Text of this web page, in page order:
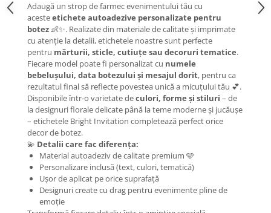
Adaugă un strop de farmec evenimentului tău cu
acesteetichete autoadezive personalizate pentru
botez👶✨. Realizate din materiale de calitate și imprimate
cu atenție la detalii, etichetele noastre sunt perfecte
pentru mărturii, sticle, cutiuțe sau decoruri tematice.
Fiecare model poate fi personalizat cu numele
bebelușului, data botezului și mesajul dorit, pentru ca
rezultatul final să reflecte povestea unică a micuțului tău 💕.
Disponibile într-o varietate deculori, forme și stiluri – de
la designuri florale delicate până la teme moderne și jucăușe
– etichetele Bright Invitation completează perfect orice
decor de botez.
💫 Detalii care fac diferența:
Material autoadeziv de calitate premium 🩵
Personalizare inclusă (text, culori, tematică)
Ușor de aplicat pe orice suprafață
Designuri create cu drag pentru evenimente pline de
emoție